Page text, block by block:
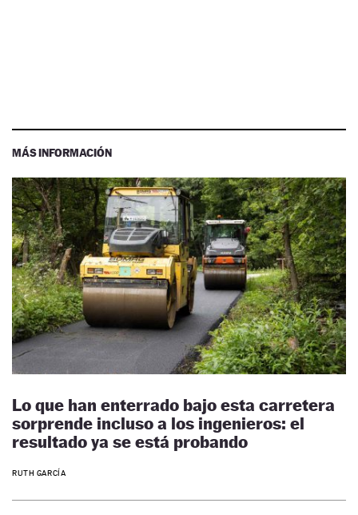
MÁS INFORMACIÓN
Lo que han enterrado bajo esta carretera
sorprende incluso a los ingenieros: el
resultado ya se está probando
RUTH GARCÍA